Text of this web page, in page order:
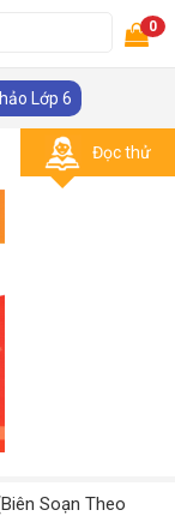
0
Lớp 6
Đọc thử
Soạn Theo